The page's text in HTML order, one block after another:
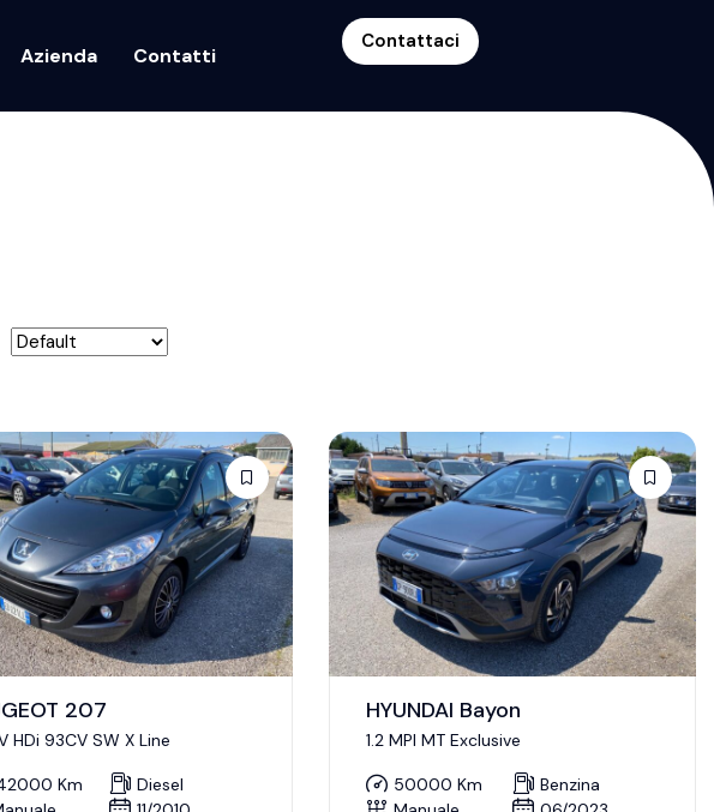
Azienda Contatti
Contattaci
207
HDi 93CV SW X Line
Km
Diesel
HYUNDAI Bayon
1.2 MPI MT Exclusive
50000 Km
Benzina